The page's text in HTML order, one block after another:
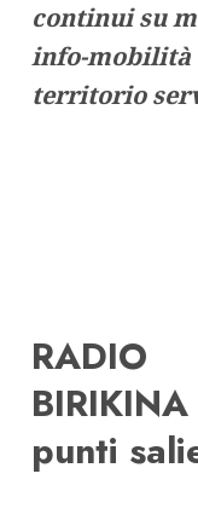
continui su
info-mobilità
territorio
RADIO
punti